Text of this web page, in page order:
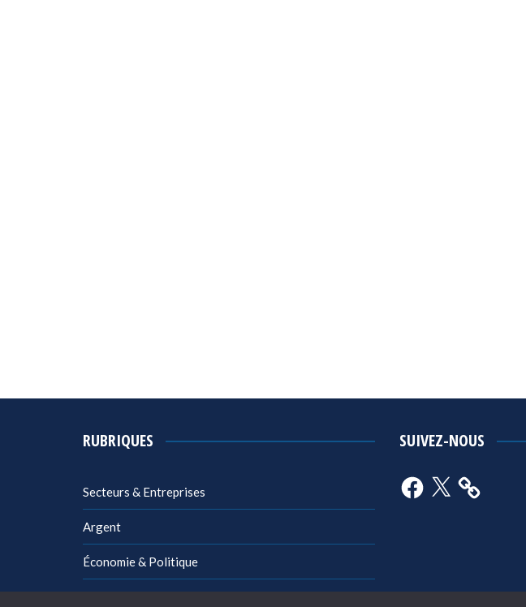
RUBRIQUES
Secteurs & Entreprises
Argent
Économie & Politique
Management
SUIVEZ-NOUS
Facebook
X